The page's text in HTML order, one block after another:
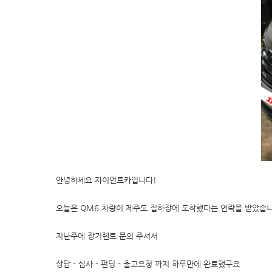
안녕하세요 자이언트카입니다!
오늘은 QM6 차량이 제주도 집하장에 도착했다는 연락을 받았
지난주에 장기렌트 문의 주셔서
상담 - 심사 - 펀딩 - 출고요청 까지 하루만에 완료했구요